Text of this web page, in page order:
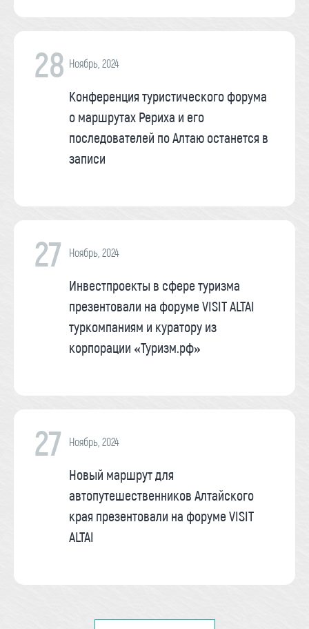
28 Ноябрь, 2024
Конференция туристического форума
о маршрутах Рериха и его
последователей по Алтаю останется в
записи
27 Ноябрь, 2024
Инвестпроекты в сфере туризма
презентовали на форуме VISIT ALTAI
туркомпаниям и куратору из
корпорации «Туризм.рф»
27 Ноябрь, 2024
Новый маршрут для
автопутешественников Алтайского
края презентовали на форуме VISIT
ALTAI